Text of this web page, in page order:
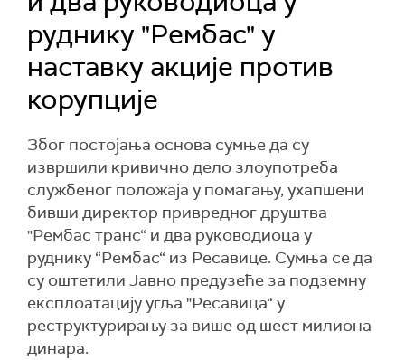
руднику "Рембас" у
наставку акције против
корупције
Због постојања основа сумње да су
извршили кривично дело злоупотреба
службеног положаја у помагању, ухапшени
бивши директор привредног друштва
"Рембас транс“ и два руководиоца у
руднику “Рембас“ из Ресавице. Сумња се да
су оштетили Јавно предузеће за подземну
експлоатацију угља "Ресавица“ у
реструктурирању за више од шест милиона
динара.